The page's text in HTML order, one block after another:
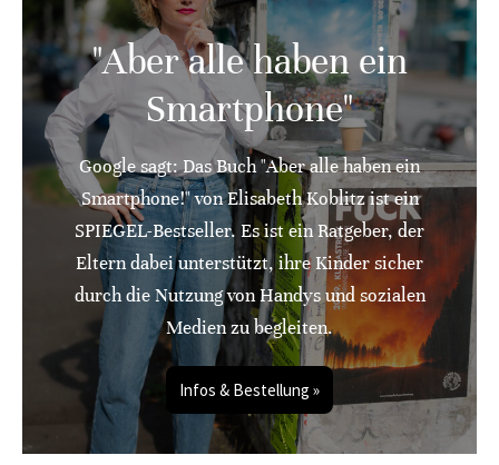
"Aber alle haben ein
Smartphone"
Google sagt: Das Buch "Aber alle haben ein
Smartphone!" von Elisabeth Koblitz ist ein
SPIEGEL-Bestseller. Es ist ein Ratgeber, der
Eltern dabei unterstützt, ihre Kinder sicher
durch die Nutzung von Handys und sozialen
Medien zu begleiten.
Infos & Bestellung »